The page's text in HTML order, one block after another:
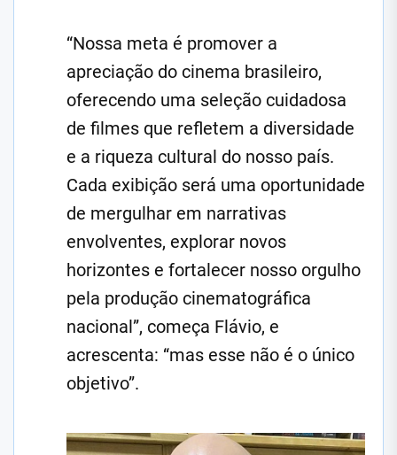
“Nossa meta é promover a
apreciação do cinema brasileiro,
oferecendo uma seleção cuidadosa
de filmes que refletem a diversidade
e a riqueza cultural do nosso país.
Cada exibição será uma oportunidade
de mergulhar em narrativas
envolventes, explorar novos
horizontes e fortalecer nosso orgulho
pela produção cinematográfica
nacional”, começa Flávio, e
acrescenta: “mas esse não é o único
objetivo”.